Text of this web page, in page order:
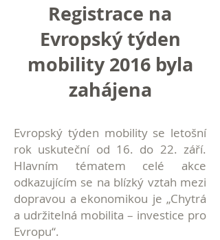
Registrace na
Evropský týden
mobility 2016 byla
zahájena
Evropský týden mobility se letošní
rok uskuteční od 16. do 22. září.
Hlavním tématem celé akce
odkazujícím se na blízký vztah mezi
dopravou a ekonomikou je „Chytrá
a udržitelná mobilita – investice pro
Evropu“.